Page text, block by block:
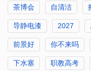
茶博会 自清洁
导静电漆 2027
前景好 你不来吗
下水塞 职教高考